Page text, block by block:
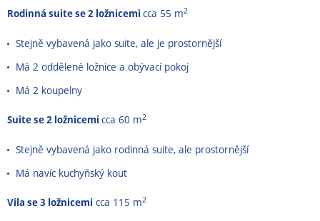
Rodinná suite se 2 ložnicemi cca 55 m2
Stejně vybavená jako suite, ale je prostornější
Má 2 oddělené ložnice a obývací pokoj
Má 2 koupelny
Suite se 2 ložnicemi cca 60 m2
Stejně vybavená jako rodinná suite, ale prostornější
Má navíc kuchyňský kout
Vila se 3 ložnicemi cca 115 m2